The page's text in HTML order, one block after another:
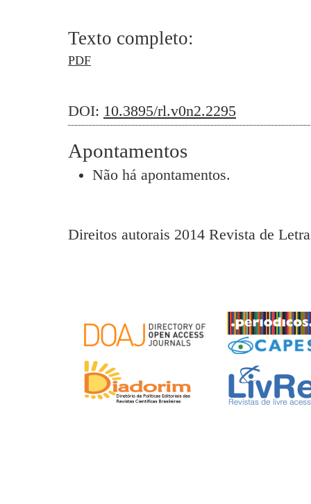
Texto completo:
PDF
DOI: 10.3895/rl.v0n2.2295
Apontamentos
Não há apontamentos.
Direitos autorais 2014 Revista de